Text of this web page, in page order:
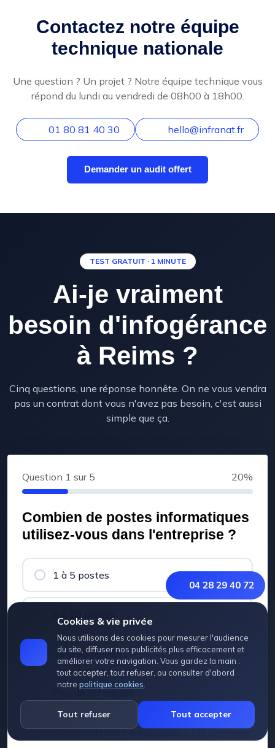
04 28 29 40 72
Cookies & vie privée
Nous utilisons des cookies pour mesurer l'audience
du site, diffuser nos publicités plus efficacement et
améliorer votre navigation. Vous gardez la main :
tout accepter, tout refuser, ou consulter d'abord
notre politique cookies
Tout refuser Tout accepter
Contactez notre équipe
technique nationale
Une question ? Un projet ? Notre équipe technique vous
répond du lundi au vendredi de 08h00 à 18h00.
01 80 81 40 30 hello@infranat.fr
Demander un audit offert
TEST GRATUIT · 1 MINUTE
Ai-je vraiment
besoin d'infogérance
à Reims ?
Cinq questions, une réponse honnête. On ne vous vendra
pas un contrat dont vous n'avez pas besoin, c'est aussi
simple que ça.
Question 1 sur 5 20%
Combien de postes informatiques
utilisez-vous dans l'entreprise ?
1 à 5 postes
21 à 50 postes
Plus de 50 postes
Aucune donnée enregistrée, c'est anonyme.